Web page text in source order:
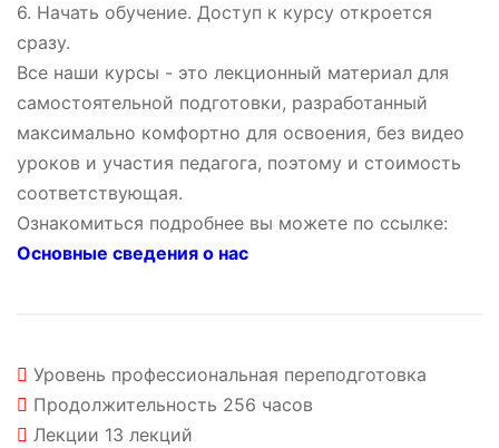
6. Начать обучение. Доступ к курсу откроется
сразу.
Все наши курсы - это лекционный материал для
самостоятельной подготовки, разработанный
максимально комфортно для освоения, без видео
уроков и участия педагога, поэтому и стоимость
соответствующая.
Ознакомиться подробнее вы можете по ссылке:
Основные сведения о нас
Уровень профессиональная переподготовка
Продолжительность 256 часов
Лекции 13 лекций